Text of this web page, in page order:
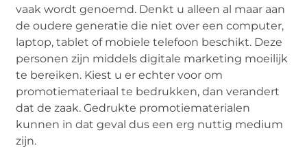
vaak wordt genoemd. Denkt u alleen al maar aan
de oudere generatie die niet over een computer,
laptop, tablet of mobiele telefoon beschikt. Deze
personen zijn middels digitale marketing moeilijk
te bereiken. Kiest u er echter voor om
promotiemateriaal te bedrukken, dan verandert
dat de zaak. Gedrukte promotiematerialen
kunnen in dat geval dus een erg nuttig medium
zijn.